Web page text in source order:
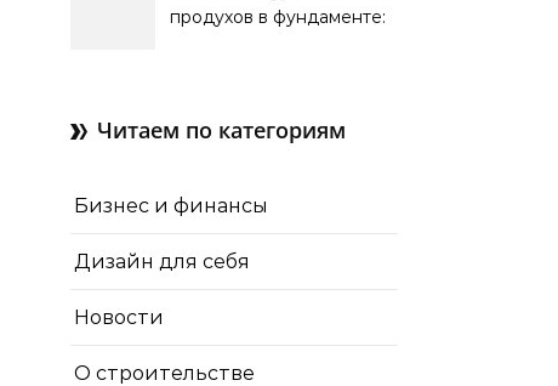
продухов в фундаменте:
Читаем по категориям
Бизнес и финансы
Дизайн для себя
Новости
О строительстве